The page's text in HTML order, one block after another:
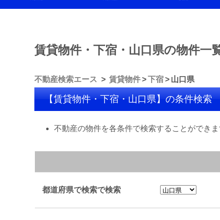
賃貸物件・下宿・山口県の物件一
不動産検索エース 賃貸物件 下宿 山口県
【賃貸物件・下宿・山口県】の条件検索
不動産の物件を各条件で検索することができま
都道府県で検索で検索